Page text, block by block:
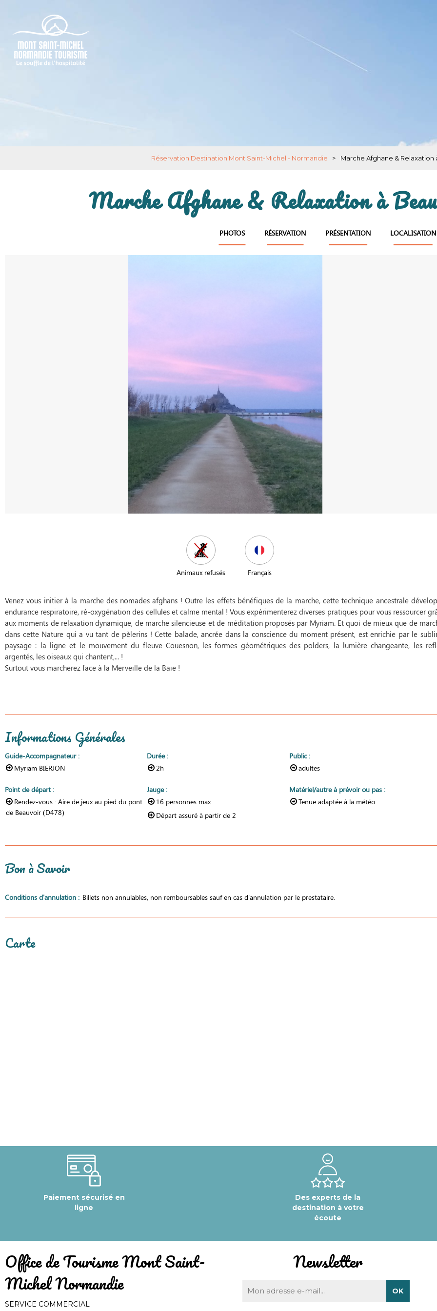
Réservation Destination Mont Saint-Michel - Normandie > Marche Afghane &
Marche Afghane & Relaxation à
PHOTOS RÉSERVATION PRÉSENTATION LOCALISATION
Animaux refusés Français
Venez vous initier à la marche des nomades afghans ! Outre les effets bénéfiques de la marche, cette technique ancestrale
endurance respiratoire, ré-oxygénation des cellules et calme mental ! Vous expérimenterez diverses pratiques pour vous ressourcer
aux moments de relaxation dynamique, de marche silencieuse et de méditation proposés par Myriam. Et quoi de mieux que de
dans cette Nature qui a vu tant de pèlerins ! Cette balade, ancrée dans la conscience du moment présent, est enrichie par le
paysage : la ligne et le mouvement du fleuve Couesnon, les formes géométriques des polders, la lumière changeante, les
argentés, les oiseaux qui chantent,... !
Surtout vous marcherez face à la Merveille de la Baie !
Informations Générales
Guide-Accompagnateur:
Myriam BIERJON
Durée:
2h
Public:
adultes
Point de départ :
Rendez-vous : Aire de jeux au pied du pont
de Beauvoir (D478)
Jauge:
16 personnes max.
Départ assuré à partir de 2
Matériel/autre à prévoir ou pas :
Tenue adaptée à la météo
Bon à Savoir
Conditions d'annulation : Billets non annulables, non remboursables sauf en cas d'annulation par le prestataire.
Carte
Paiement sécurisé en
ligne
Des experts de la
destination à votre
écoute
​Office de Tourisme Mont Saint-
Michel Normandie
SERVICE COMMERCIAL
Newsletter